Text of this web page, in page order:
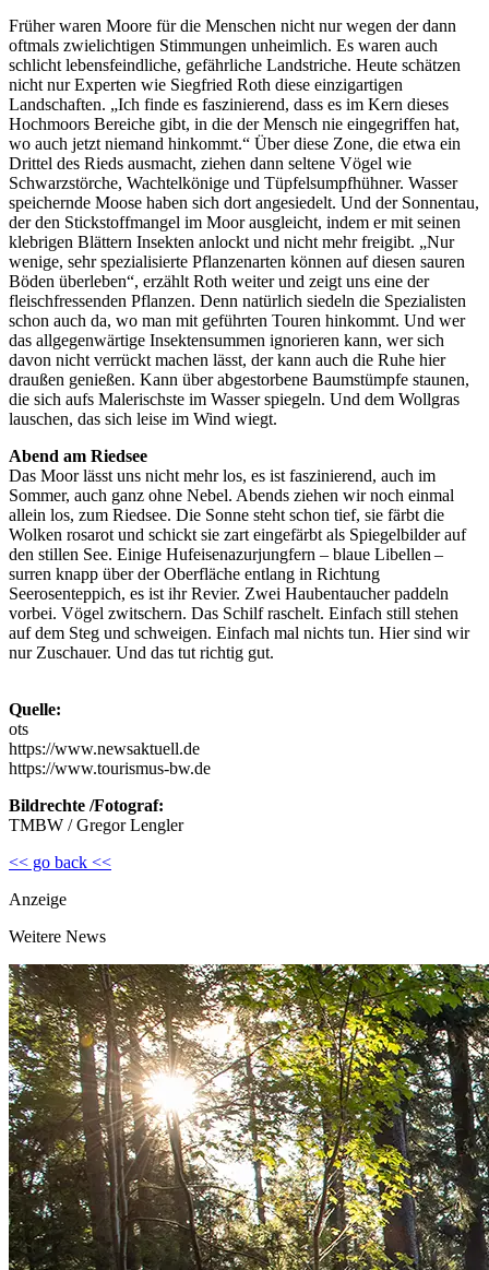
Früher waren Moore für die Menschen nicht nur wegen der dann
oftmals zwielichtigen Stimmungen unheimlich. Es waren auch
schlicht lebensfeindliche, gefährliche Landstriche. Heute schätzen
nicht nur Experten wie Siegfried Roth diese einzigartigen
Landschaften. „Ich finde es faszinierend, dass es im Kern dieses
Hochmoors Bereiche gibt, in die der Mensch nie eingegriffen hat,
wo auch jetzt niemand hinkommt.“ Über diese Zone, die etwa ein
Drittel des Rieds ausmacht, ziehen dann seltene Vögel wie
Schwarzstörche, Wachtelkönige und Tüpfelsumpfhühner. Wasser
speichernde Moose haben sich dort angesiedelt. Und der Sonnentau,
der den Stickstoffmangel im Moor ausgleicht, indem er mit seinen
klebrigen Blättern Insekten anlockt und nicht mehr freigibt. „Nur
wenige, sehr spezialisierte Pflanzenarten können auf diesen sauren
Böden überleben“, erzählt Roth weiter und zeigt uns eine der
fleischfressenden Pflanzen. Denn natürlich siedeln die Spezialisten
schon auch da, wo man mit geführten Touren hinkommt. Und wer
das allgegenwärtige Insektensummen ignorieren kann, wer sich
davon nicht verrückt machen lässt, der kann auch die Ruhe hier
draußen genießen. Kann über abgestorbene Baumstümpfe staunen,
die sich aufs Malerischste im Wasser spiegeln. Und dem Wollgras
lauschen, das sich leise im Wind wiegt.
Abend am Riedsee
Das Moor lässt uns nicht mehr los, es ist faszinierend, auch im
Sommer, auch ganz ohne Nebel. Abends ziehen wir noch einmal
allein los, zum Riedsee. Die Sonne steht schon tief, sie färbt die
Wolken rosarot und schickt sie zart eingefärbt als Spiegelbilder auf
den stillen See. Einige Hufeisenazurjungfern – blaue Libellen –
surren knapp über der Oberfläche entlang in Richtung
Seerosenteppich, es ist ihr Revier. Zwei Haubentaucher paddeln
vorbei. Vögel zwitschern. Das Schilf raschelt. Einfach still stehen
auf dem Steg und schweigen. Einfach mal nichts tun. Hier sind wir
nur Zuschauer. Und das tut richtig gut.
Quelle:
ots
https://www.newsaktuell.de
https://www.tourismus-bw.de
Bildrechte /Fotograf:
TMBW / Gregor Lengler
<< go back <<
Anzeige
Weitere News